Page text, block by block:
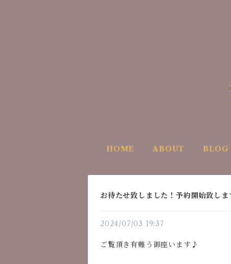
HOME ABOUT BLOG
お待たせ致しました！予約開始致しま
2024/07/03 19:37
ご覧頂き有難う御座います♪